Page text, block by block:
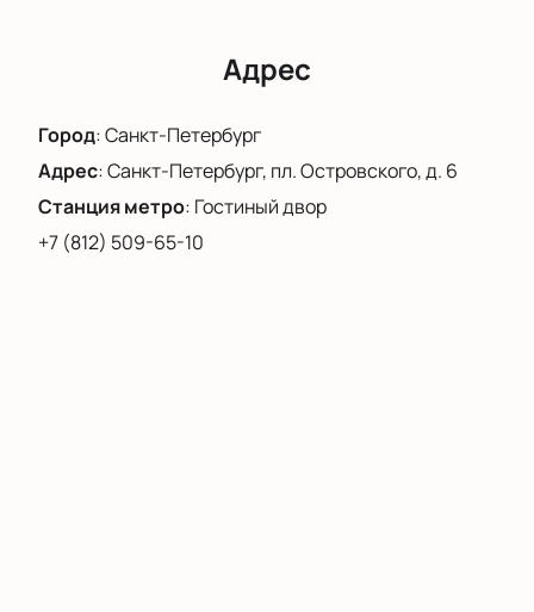
Адрес
Город:Санкт-Петербург
Адрес:Санкт-Петербург, пл. Островского, д. 6
Станция метро: Гостиный двор
+7 (812) 509-65-10